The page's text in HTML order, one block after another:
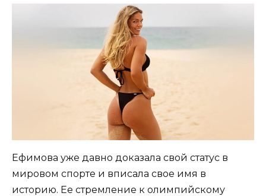
Ефимова уже давно доказала свой статус в
мировом спорте и вписала свое имя в
историю. Ее стремление к олимпийскому